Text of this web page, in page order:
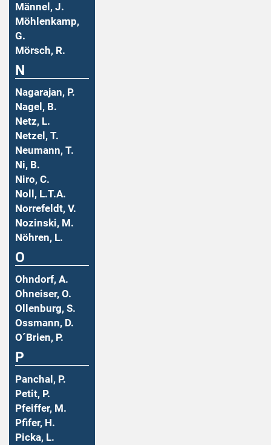
Männel, J.
Möhlenkamp,
G.
Mörsch, R.
N
Nagarajan, P.
Nagel, B.
Netz, L.
Netzel, T.
Neumann, T.
Ni, B.
Niro, C.
Noll, L.T.A.
Norrefeldt, V.
Nozinski, M.
Nöhren, L.
O
Ohndorf, A.
Ohneiser, O.
Ollenburg, S.
Ossmann, D.
O´Brien, P.
P
Panchal, P.
Petit, P.
Pfeiffer, M.
Pfifer, H.
Picka, L.